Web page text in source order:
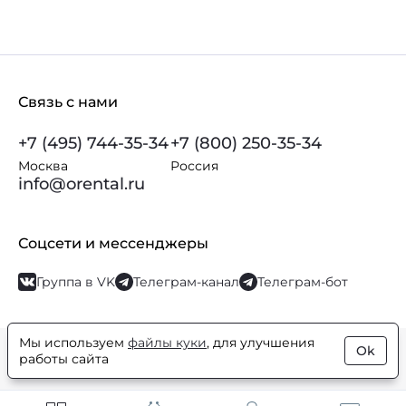
Связь с нами
+7 (495) 744-35-34
Москва
+7 (800) 250-35-34
Россия
info@orental.ru
Соцсети и мессенджеры
Группа в VK Телеграм-канал Телеграм-бот
© Orental.ru 2007–2026Интернет-магазин парфюмерии и
косметики
Мы используем файлы куки, для улучшения
работы сайта
Ok